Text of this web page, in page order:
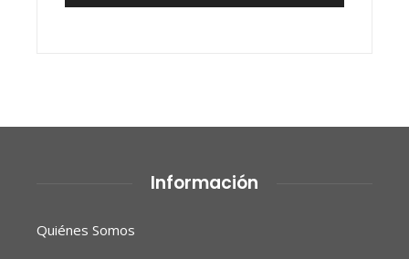
Información
Quiénes Somos